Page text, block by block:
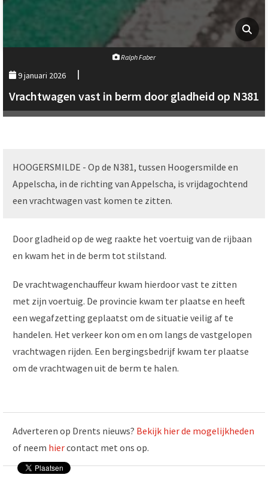
Ralph Faber
9 januari 2026
Vrachtwagen vast in berm door gladheid op N381
HOOGERSMILDE - Op de N381, tussen Hoogersmilde en
Appelscha, in de richting van Appelscha, is vrijdagochtend
een vrachtwagen vast komen te zitten.
Door gladheid op de weg raakte het voertuig van de rijbaan
en kwam het in de berm tot stilstand.
De vrachtwagenchauffeur kwam hierdoor vast te zitten
met zijn voertuig. De provincie kwam ter plaatse en heeft
een wegafzetting geplaatst om de situatie veilig af te
handelen. Het verkeer kon om en om langs de vastgelopen
vrachtwagen rijden. Een bergingsbedrijf kwam ter plaatse
om de vrachtwagen uit de berm te halen.
Adverteren op Drents nieuws? Bekijk hier de mogelijkheden
of neem hiercontact met ons op.